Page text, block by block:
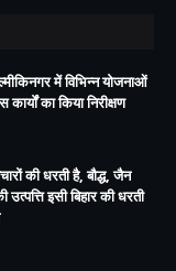
में विभिन्न योजनाओं
का किया निरीक्षण
की धरती है, बौद्ध, जैन
इसी बिहार की धरती